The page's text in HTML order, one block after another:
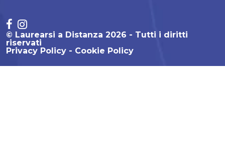
© Laurearsi a Distanza 2026 - Tutti i diritti
riservati
Privacy Policy
Cookie Policy